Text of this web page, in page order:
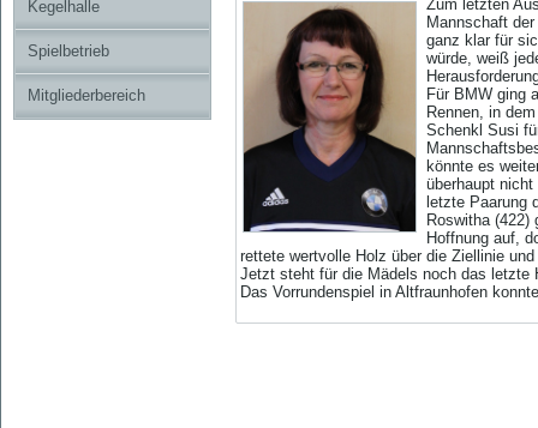
Kegelhalle
Spielbetrieb
Mitgliederbereich
Zum letzten
Mannschaft
ganz klar für
würde, weiß
Für BMW ging
Rennen, in
Schenkl Susi
könnte es
überhaupt
letzte Paarung
Roswitha (422)
Hoffnung auf,
rettete wertvolle Holz über die Ziellinie
Jetzt steht für die Mädels noch das letzte
Das Vorrundenspiel in Altfraunhofen